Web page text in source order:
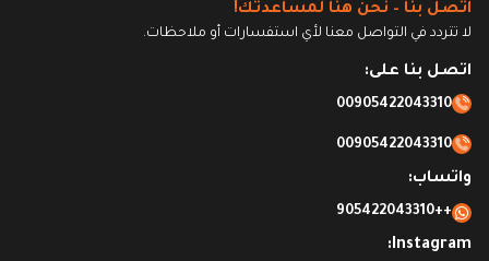
اتصل بنا – نحن هنا لمساعدتك!
لا تتردد في التواصل معنا لأي استفسارات أو ملاحظات.
اتصل بنا على:
00905422043310
00905422043310
واتساب:
++905422043310
Instagram: